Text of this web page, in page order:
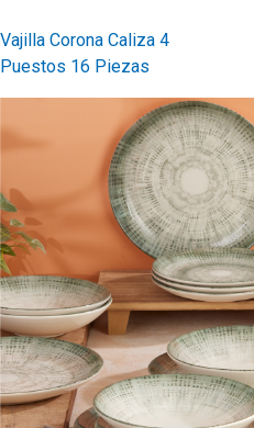
Vajilla Corona Caliza 4
Puestos 16 Piezas